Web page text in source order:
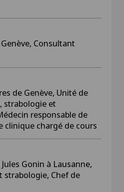
Consultant
de Genève, Unité de
strabologie et
responsable de
clinique chargé de cours
Gonin à Lausanne,
strabologie, Chef de